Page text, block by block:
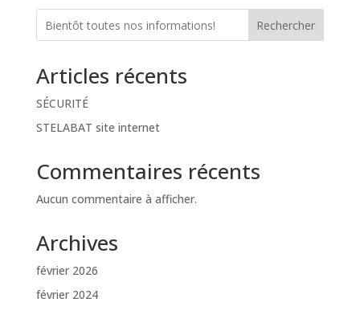
Rechercher
Articles récents
SÉCURITÉ
STELABAT site internet
Commentaires récents
Aucun commentaire à afficher.
Archives
février 2026
février 2024